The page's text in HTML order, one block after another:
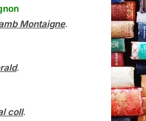
Montaigne.
.
coll.